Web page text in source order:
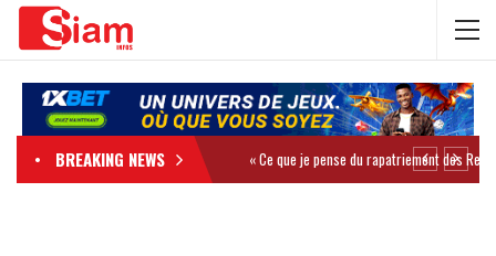
BREAKING NEWS